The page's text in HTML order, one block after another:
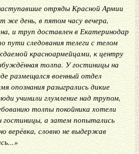
отряды Красной Армии
же день, в пятом часу вечера,
и труп доставлен в Екатеринодар
пути следования телеги с телом
красноармейцами, к центру
толпа. У гостиницы на
размещался военный отдел
опознания разыгрались дикие
учинили глумление над трупом,
толпы покойника хотели
гостиницы, а затем попытались
верёвка, словно не выдержав